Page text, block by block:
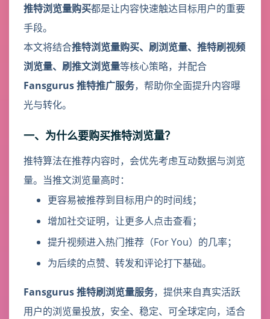
推特浏览量购买都是让内容快速触达目标用户的重要
手段。
本文将结合推特浏览量购买、刷浏览量、推特刷视频
浏览量、刷推文浏览量等核心策略，并配合
Fansgurus 推特推广服务，帮助你全面提升内容曝
光与转化。
一、为什么要购买推特浏览量？
推特算法在推荐内容时，会优先考虑互动数据与浏览
量。当推文浏览量高时：
更容易被推荐到目标用户的时间线；
增加社交证明，让更多人点击查看；
提升视频进入热门推荐（For You）的几率；
为后续的点赞、转发和评论打下基础。
Fansgurus 推特刷浏览量服务，提供来自真实活跃
用户的浏览量投放，安全、稳定、可全球定向，适合